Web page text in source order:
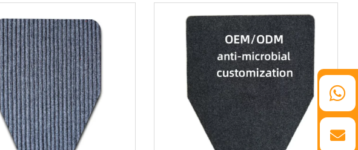
Persian (Afghanistan)
Hebrew
Bengali
Persian
Scottish Gaelic
Panjabi
Croatian
Slovenian
Greek
Afrikaans
Korean
Japanese
Portuguese